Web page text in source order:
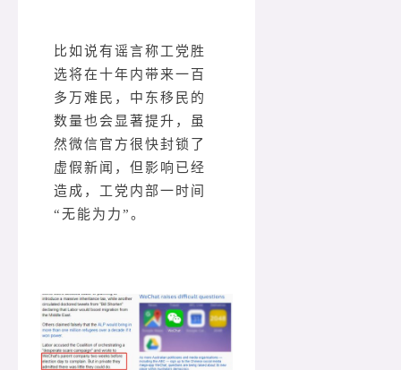
比如说有谣言称工党胜
选将在十年内带来一百
多万难民，中东移民的
数量也会显著提升，虽
然微信官方很快封锁了
虚假新闻，但影响已经
造成，工党内部一时间
“无能为力”。